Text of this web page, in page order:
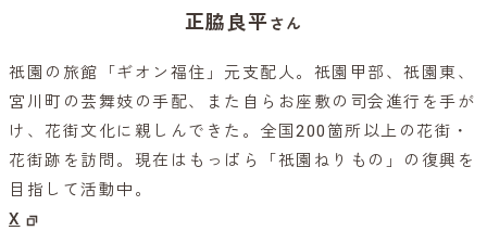
正脇良平さん
祇園の旅館「ギオン福住」元支配人。祇園甲部、祇園東、
宮川町の芸舞妓の手配、また自らお座敷の司会進行を手が
け、花街文化に親しんできた。全国200箇所以上の花街・
花街跡を訪問。現在はもっぱら「祇園ねりもの」の復興を
目指して活動中。
X